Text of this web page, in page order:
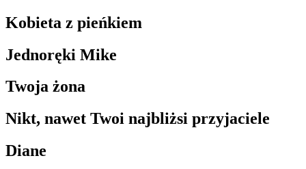
Kobieta z pieńkiem
Jednoręki Mike
Twoja żona
Nikt, nawet Twoi najbliżsi przyjaciele
Diane